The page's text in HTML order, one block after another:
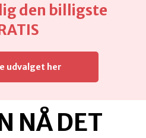
den billigste
udvalget her
NÅ DET